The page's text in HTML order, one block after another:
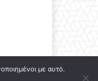
με αυτό.